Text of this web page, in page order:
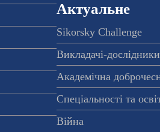
Актуальне
Sikorsky Challenge
Викладачі-дослідники
Академічна
Спеціальності та
Війна